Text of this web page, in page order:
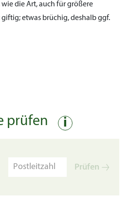
wie die Art, auch für größere
giftig; etwas brüchig, deshalb ggf.
prüfen i
Prüfen